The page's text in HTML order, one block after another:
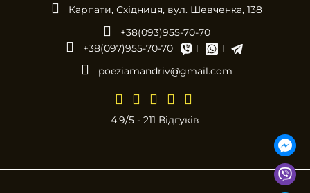
Карпати, Східниця, вул. Шевченка, 138
+38(093)955-70-70
+38(097)955-70-70
poeziamandriv@gmail.com
4.9/5 - 211 Відгуків